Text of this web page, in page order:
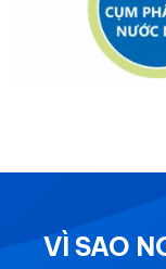
VÌ SAO